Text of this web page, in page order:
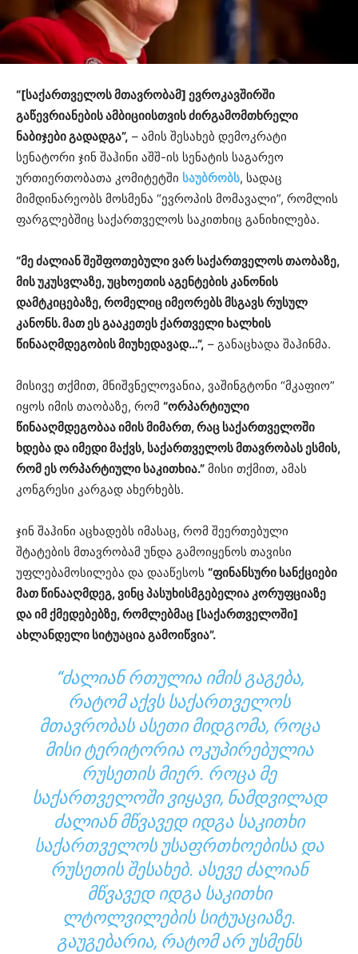
“[საქართველოს მთავრობამ] ევროკავშირში
გაწევრიანების ამბიციისთვის ძირგამომთხრელი
ნაბიჯები გადადგა”, – ამის შესახებ დემოკრატი
სენატორი ჯინ შაჰინი აშშ-ის სენატის საგარეო
ურთიერთობათა კომიტეტში საუბრობს, სადაც
მიმდინარეობს მოსმენა “ევროპის მომავალი”, რომლის
ფარგლებშიც საქართველოს საკითხიც განიხილება.
“მე ძალიან შეშფოთებული ვარ საქართველოს თაობაზე,
მის უკუსვლაზე, უცხოეთის აგენტების კანონის
დამტკიცებაზე, რომელიც იმეორებს მსგავს რუსულ
კანონს. მათ ეს გააკეთეს ქართველი ხალხის
წინააღმდეგობის მიუხედავად…”, – განაცხადა შაჰინმა.
მისივე თქმით, მნიშვნელოვანია, ვაშინგტონი “მკაფიო”
იყოს იმის თაობაზე, რომ “ორპარტიული
წინააღმდეგობაა იმის მიმართ, რაც საქართველოში
ხდება და იმედი მაქვს, საქართველოს მთავრობას ესმის,
რომ ეს ორპარტიული საკითხია.” მისი თქმით, ამას
კონგრესი კარგად ახერხებს.
ჯინ შაჰინი აცხადებს იმასაც, რომ შეერთებული
შტატების მთავრობამ უნდა გამოიყენოს თავისი
უფლებამოსილება და დააწესოს “ფინანსური სანქციები
მათ წინააღმდეგ, ვინც პასუხისმგებელია კორუფციაზე
და იმ ქმედებებზე, რომლებმაც [საქართველოში]
ახლანდელი სიტუაცია გამოიწვია”.
“ᲫᲐᲚᲘᲐᲜ ᲠᲗᲣᲚᲘᲐ ᲘᲛᲘᲡ ᲒᲐᲒᲔᲑᲐ,
ᲠᲐᲢᲝᲛ ᲐᲥᲕᲡ ᲡᲐᲥᲐᲠᲗᲕᲔᲚᲝᲡ
ᲛᲗᲐᲕᲠᲝᲑᲐᲡ ᲐᲡᲔᲗᲘ ᲛᲘᲓᲒᲝᲛᲐ, ᲠᲝᲪᲐ
ᲛᲘᲡᲘ ᲢᲔᲠᲘᲢᲝᲠᲘᲐ ᲝᲙᲣᲞᲘᲠᲔᲑᲣᲚᲘᲐ
ᲠᲣᲡᲔᲗᲘᲡ ᲛᲘᲔᲠ. ᲠᲝᲪᲐ ᲛᲔ
ᲡᲐᲥᲐᲠᲗᲕᲔᲚᲝᲨᲘ ᲕᲘᲧᲐᲕᲘ, ᲜᲐᲛᲓᲕᲘᲚᲐᲓ
ᲫᲐᲚᲘᲐᲜ ᲛᲬᲕᲐᲕᲔᲓ ᲘᲓᲒᲐ ᲡᲐᲙᲘᲗᲮᲘ
ᲡᲐᲥᲐᲠᲗᲕᲔᲚᲝᲡ ᲣᲡᲐᲤᲠᲗᲮᲝᲔᲑᲘᲡᲐ ᲓᲐ
ᲠᲣᲡᲔᲗᲘᲡ ᲨᲔᲡᲐᲮᲔᲑ. ᲐᲡᲔᲕᲔ ᲫᲐᲚᲘᲐᲜ
ᲛᲬᲕᲐᲕᲔᲓ ᲘᲓᲒᲐ ᲡᲐᲙᲘᲗᲮᲘ
ᲚᲢᲝᲚᲕᲘᲚᲔᲑᲘᲡ ᲡᲘᲢᲣᲐᲪᲘᲐᲖᲔ.
ᲒᲐᲣᲒᲔᲑᲐᲠᲘᲐ, ᲠᲐᲢᲝᲛ ᲐᲠ ᲣᲡᲛᲔᲜᲡ